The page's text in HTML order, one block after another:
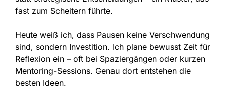
fast zum Scheitern führte.
Heute weiß ich, dass Pausen keine Verschwendung
sind, sondern Investition. Ich plane bewusst Zeit für
Reflexion ein – oft bei Spaziergängen oder kurzen
Mentoring-Sessions. Genau dort entstehen die
besten Ideen.